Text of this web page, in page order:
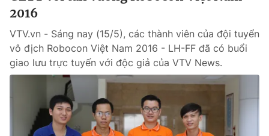
Nguyễn Trọng Ninh
Tổng đài VTV:
024.38 355 931 - 024.38 355 932
Ðiện thoại Thời báo VTV: 024.66 897 897
Email:toasoan@vtv.vn
Liên hệ quảng cáo:024-7300.7108
2016
VTV.vn - Sáng nay (15/5), các thành viên của đội tuyển
vô địch Robocon Việt Nam 2016 - LH-FF đã có buổi
giao lưu trực tuyến với độc giả của VTV News.